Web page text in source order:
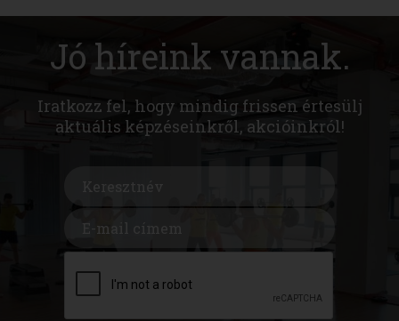
Jó híreink vannak.
Iratkozz fel, hogy mindig frissen értesülj
aktuális képzéseinkről, akcióinkról!